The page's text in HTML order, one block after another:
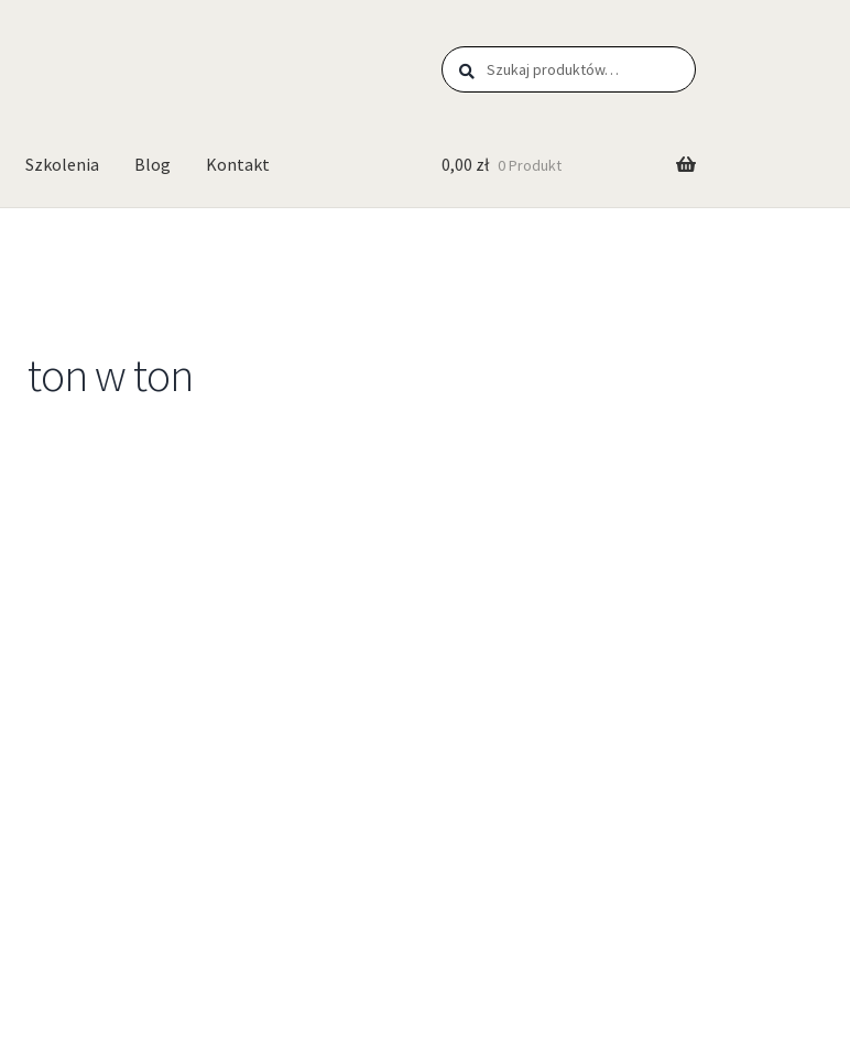
Szukaj
Szkolenia Blog Kontakt 0,00 zł 0 Produkt
ton w ton